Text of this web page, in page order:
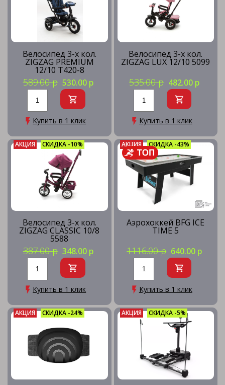
Велосипед 3-х кол.
ZIGZAG PREMIUM
12/10 T420-8
589.00 р 530.00 р
Купить в 1 клик
Велосипед 3-х кол.
ZIGZAG LUX 12/10 5099
535.00 р 482.00 р
Купить в 1 клик
АКЦИЯ СКИДКА -10%
Велосипед 3-х кол.
ZIGZAG CLASSIC 10/8
5588
387.00 р 348.00 р
Купить в 1 клик
АКЦИЯ СКИДКА -43%
Аэрохоккей BFG ICE
TIME 5
1116.00 р 640.00 р
Купить в 1 клик
АКЦИЯ СКИДКА -24% АКЦИЯ СКИДКА -5%